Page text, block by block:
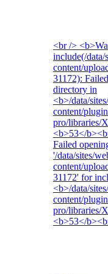
<br />
include(/
content/
31172):
directory in
<b>/data/
content/
pro/libraries/
<b>53</
Failed
'/data/sites/
content/
31172' for
<b>/data/
content/
pro/libraries/
<b>53</